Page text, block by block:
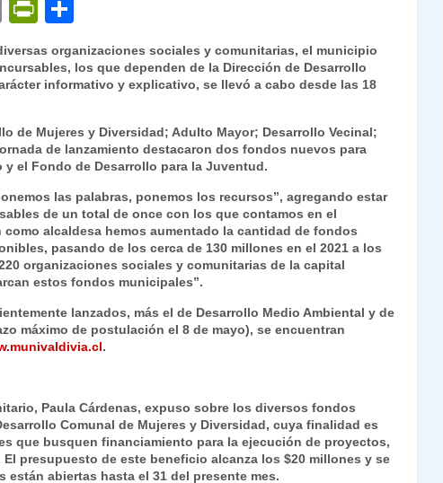
P
ri
nt
P
nt
Fr
ie
n
dl
y
o
m
p
ar
tir
organizaciones sociales y comunitarias, el municipio
los que dependen de la Dirección de Desarrollo
informativo y explicativo, se llevó a cabo desde las 18
de Mujeres y Diversidad; Adulto Mayor; Desarrollo Vecinal;
de lanzamiento destacaron dos fondos nuevos para
el Fondo de Desarrollo para la Juventud.
las palabras, ponemos los recursos”, agregando estar
de un total de once con los que contamos en el
alcaldesa hemos aumentado la cantidad de fondos
pasando de los cerca de 130 millones en el 2021 a los
organizaciones sociales y comunitarias de la capital
estos fondos municipales”.
lanzados, más el de Desarrollo Medio Ambiental y de
máximo de postulación el 8 de mayo), se encuentran
.
Paula Cárdenas, expuso sobre los diversos fondos
Comunal de Mujeres y Diversidad, cuya finalidad es
que busquen financiamiento para la ejecución de proyectos,
presupuesto de este beneficio alcanza los $20 millones y se
abiertas hasta el 31 del presente mes.